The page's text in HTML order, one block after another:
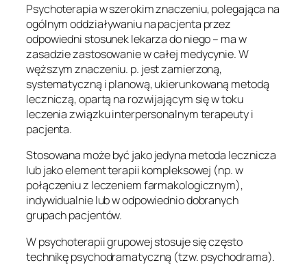
Psychoterapia w szerokim znaczeniu, polegająca na
ogólnym oddziaływaniu na pacjenta przez
odpowiedni stosunek lekarza do niego – ma w
zasadzie zastosowanie w całej medycynie. W
węższym znaczeniu. p. jest zamierzoną,
systematyczną i planową, ukierunkowaną metodą
leczniczą, opartą na rozwijającym się w toku
leczenia związku interpersonalnym terapeuty i
pacjenta.
Stosowana może być jako jedyna metoda lecznicza
lub jako element terapii kompleksowej (np. w
połączeniu z leczeniem farmakologicznym),
indywidualnie lub w odpowiednio dobranych
grupach pacjentów.
W psychoterapii grupowej stosuje się często
technikę psychodramatyczną (tzw. psychodrama).